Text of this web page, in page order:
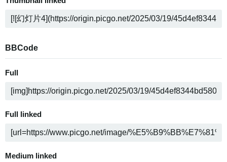
BBCode
Full
Full linked
Medium linked